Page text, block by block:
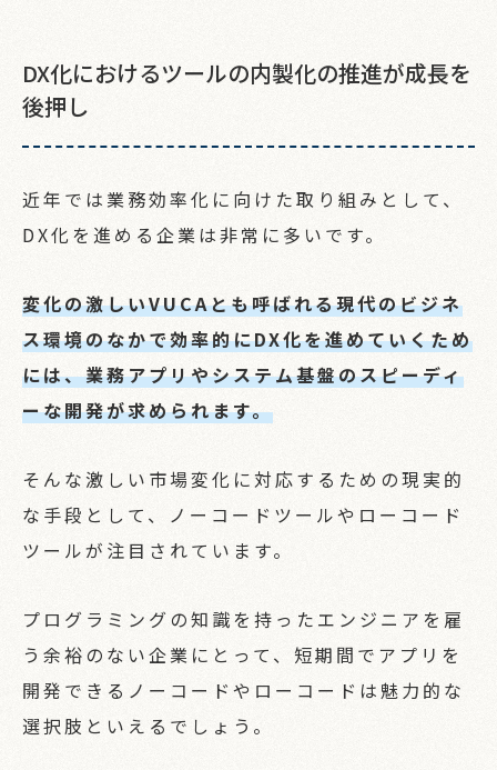
DX化におけるツールの内製化の推進が成長を
後押し
近年では業務効率化に向けた取り組みとして、
DX化を進める企業は非常に多いです。
変化の激しいVUCAとも呼ばれる現代のビジネ
ス環境のなかで効率的にDX化を進めていくため
には、業務アプリやシステム基盤のスピーディ
ーな開発が求められます。
そんな激しい市場変化に対応するための現実的
な手段として、ノーコードツールやローコード
ツールが注目されています。
プログラミングの知識を持ったエンジニアを雇
う余裕のない企業にとって、短期間でアプリを
開発できるノーコードやローコードは魅力的な
選択肢といえるでしょう。